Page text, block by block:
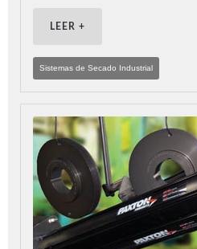
LEER +
Sistemas de Secado Industrial